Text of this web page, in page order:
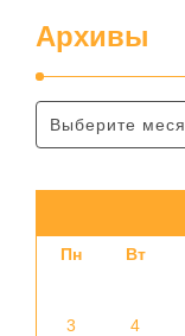
Архивы
Пн Вт
3
4